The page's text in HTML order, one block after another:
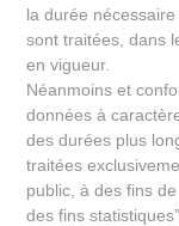
la durée
sont traitées, dans
en vigueur.
Néanmoins et
données à
des durées plus
traitées
public, à des fins
des fins statistiques”.